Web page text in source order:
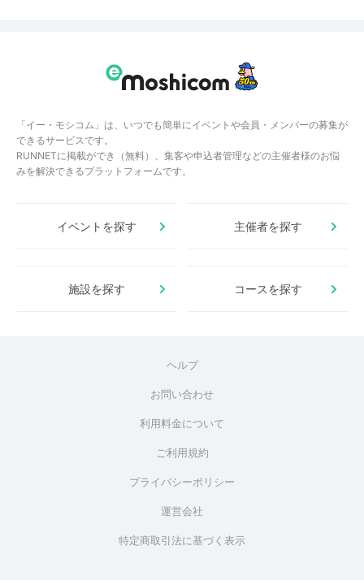
「イー・モシコム」は、いつでも簡単にイベントや会員・メンバーの募集が
できるサービスです。
RUNNETに掲載ができ（無料）、集客や申込者管理などの主催者様のお悩
みを解決できるプラットフォームです。
イベントを探す 主催者を探す
施設を探す コースを探す
ヘルプ
お問い合わせ
利用料金について
ご利用規約
プライバシーポリシー
運営会社
特定商取引法に基づく表示